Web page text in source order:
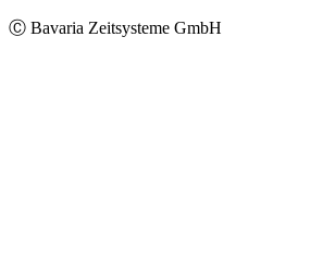
Ⓒ Bavaria Zeitsysteme GmbH